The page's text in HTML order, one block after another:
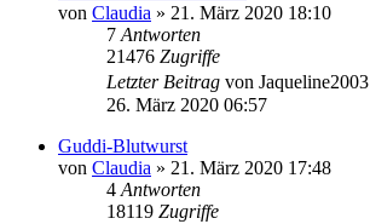
von Claudia » 21. März 2020 18:10
7 Antworten
21476 Zugriffe
Letzter Beitrag von Jaqueline2003
26. März 2020 06:57
Guddi-Blutwurst
von Claudia » 21. März 2020 17:48
4 Antworten
18119 Zugriffe